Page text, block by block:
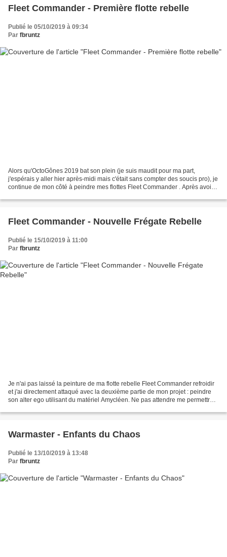
Fleet Commander - Première flotte rebelle
Publié le 05/10/2019 à 09:34
Par fbruntz
Alors qu'OctoGônes 2019 bat son plein (je suis maudit pour ma part,
j'espérais y aller hier après-midi mais c'était sans compter des soucis pro), je
continue de mon côté à peindre mes flottes Fleet Commander . Après avoir
Fleet Commander - Nouvelle Frégate Rebelle
Publié le 15/10/2019 à 11:00
Par fbruntz
Je n'ai pas laissé la peinture de ma flotte rebelle Fleet Commander refroidir
et j'ai directement attaqué avec la deuxième partie de mon projet : peindre
son alter ego utilisant du matériel Amycléen. Ne pas attendre me permettra
Warmaster - Enfants du Chaos
Publié le 13/10/2019 à 13:48
Par fbruntz